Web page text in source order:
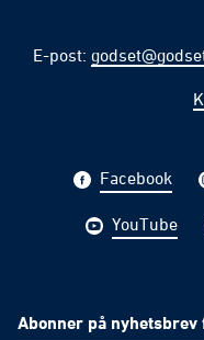
E-post:
Facebook
YouTube
Abonner på